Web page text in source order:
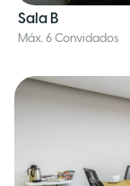
Sala B
Máx. 6 Convidados